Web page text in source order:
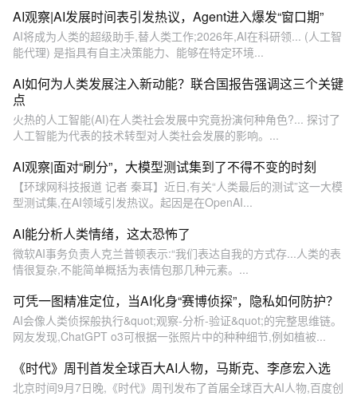
AI观察|AI发展时间表引发热议，Agent进入爆发“窗口期”
AI将成为人类的超级助手,替人类工作;2026年,AI在科研领... (人工智
能代理) 是指具有自主决策能力、能够在特定环境...
AI如何为人类发展注入新动能？联合国报告强调这三个关键
点
火热的人工智能(AI)在人类社会发展中究竟扮演何种角色?... 探讨了
人工智能为代表的技术转型对人类社会发展的影响。...
AI观察|面对“刷分”，大模型测试集到了不得不变的时刻
【环球网科技报道 记者 秦耳】近日,有关“人类最后的测试”这一大模
型测试集,在AI领域引发热议。起因是在OpenAI...
AI能分析人类情绪，这太恐怖了
微软AI事务负责人克兰普顿表示:“我们表达自我的方式存...人类的表
情很复杂,不能简单概括为表情包那几种元素。...
可凭一图精准定位，当AI化身“赛博侦探”，隐私如何防护？
AI会像人类侦探般执行&quot;观察-分析-验证&quot;的完整思维链。
网友发现,ChatGPT o3可根据一张照片中的种种细节,例如植被...
《时代》周刊首发全球百大AI人物，马斯克、李彦宏入选
北京时间9月7日晚,《时代》周刊发布了首届全球百大AI人物,百度创